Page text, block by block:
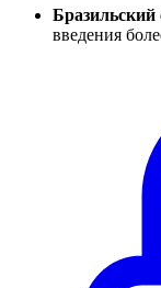
Бразильский
введения